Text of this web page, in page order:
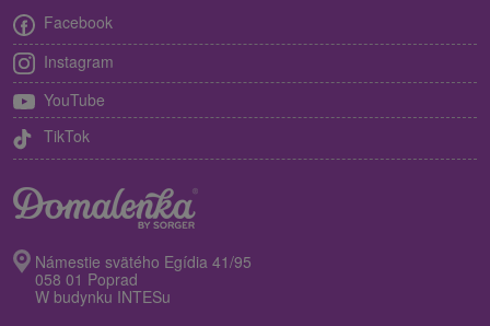
Facebook
Instagram
YouTube
TikTok
Námestie svätého Egídia 41/95
058 01 Poprad
W budynku INTESu